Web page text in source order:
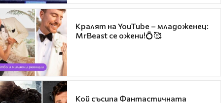
Кралят на YouTube – младоженец:
MrBeast се ожени!💍🥰
Кой съсипа Фантастичната